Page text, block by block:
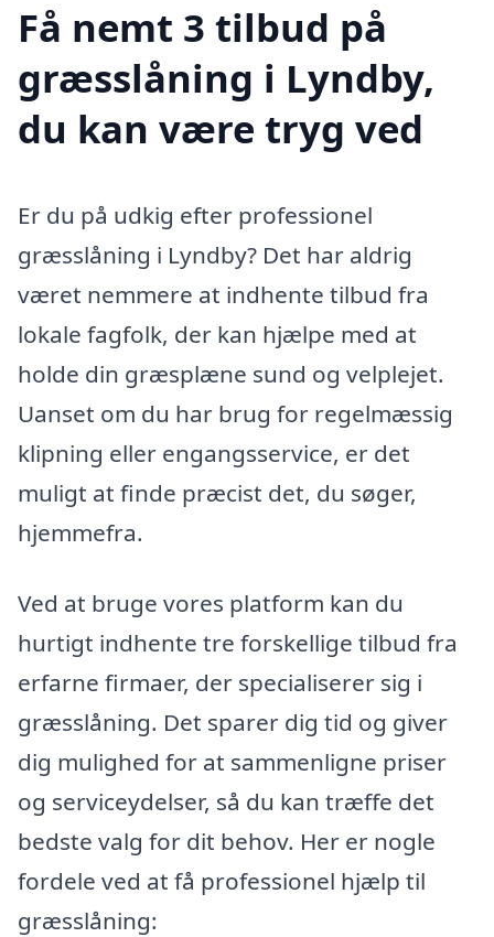
Få nemt 3 tilbud på
græsslåning i Lyndby,
du kan være tryg ved
Er du på udkig efter professionel
græsslåning i Lyndby? Det har aldrig
været nemmere at indhente tilbud fra
lokale fagfolk, der kan hjælpe med at
holde din græsplæne sund og velplejet.
Uanset om du har brug for regelmæssig
klipning eller engangsservice, er det
muligt at finde præcist det, du søger,
hjemmefra.
Ved at bruge vores platform kan du
hurtigt indhente tre forskellige tilbud fra
erfarne firmaer, der specialiserer sig i
græsslåning. Det sparer dig tid og giver
dig mulighed for at sammenligne priser
og serviceydelser, så du kan træffe det
bedste valg for dit behov. Her er nogle
fordele ved at få professionel hjælp til
græsslåning: